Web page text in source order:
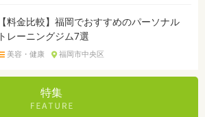
【料金比較】福岡でおすすめのパーソナル
トレーニングジム7選
美容・健康 福岡市中央区
特集